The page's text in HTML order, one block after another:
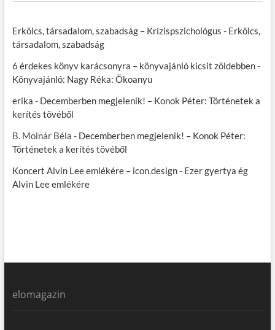
Erkölcs, társadalom, szabadság – Krízispszichológus - Erkölcs,
társadalom, szabadság
6 érdekes könyv karácsonyra – könyvajánló kicsit zöldebben-
Könyvajánló: Nagy Réka: Ökoanyu
erika - Decemberben megjelenik! – Konok Péter: Történetek a
kerítés tövéből
B. Molnár Béla - Decemberben megjelenik! – Konok Péter:
Történetek a kerítés tövéből
Koncert Alvin Lee emlékére – icon.design- Ezer gyertya ég
Alvin Lee emlékére
elomagazin